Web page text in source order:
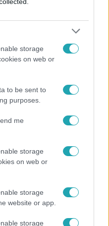
storage
on web or
to be sent to
purposes.
me
storage
on web or
storage
website or app.
storage
– technikai csődbe
kaphatják meg.